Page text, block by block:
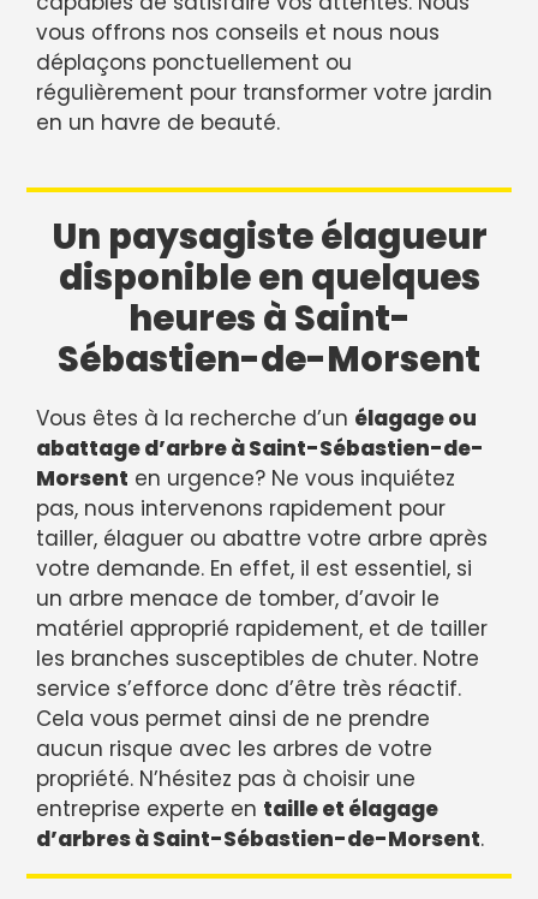
vous offrons nos conseils et nous nous
déplaçons ponctuellement ou
régulièrement pour transformer votre jardin
en un havre de beauté.
Un paysagiste élagueur
disponible en quelques
heures à Saint-
Sébastien-de-Morsent
Vous êtes à la recherche d’un élagage ou
abattage d’arbre à Saint-Sébastien-de-
Morsent en urgence? Ne vous inquiétez
pas, nous intervenons rapidement pour
tailler, élaguer ou abattre votre arbre après
votre demande. En effet, il est essentiel, si
un arbre menace de tomber, d’avoir le
matériel approprié rapidement, et de tailler
les branches susceptibles de chuter. Notre
service s’efforce donc d’être très réactif.
Cela vous permet ainsi de ne prendre
aucun risque avec les arbres de votre
propriété. N’hésitez pas à choisir une
entreprise experte en taille et élagage
d’arbres à Saint-Sébastien-de-Morsent.